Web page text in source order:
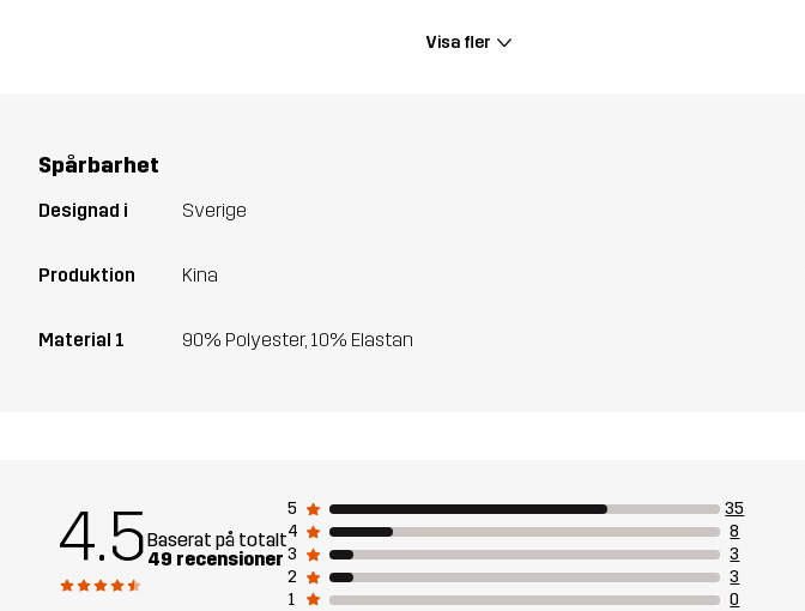
Visa fler
Spårbarhet
Designad i Sverige
Produktion Kina
Material 1 90% Polyester, 10% Elastan
4.5Baserat på totalt
49 recensioner
5
35
4
8
3
3
2
3
1
0